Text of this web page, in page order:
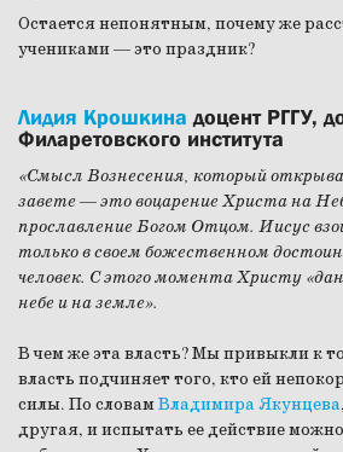
Остается непонятным, почему же
учениками — это праздник?
Лидия Крошкина доцент РГГУ,
Филаретовского института
«Смысл Вознесения, который
завете—это воцарение Христа на
прославление Богом Отцом. Иисус
только в своем божественном
человек. С этого момента Христу
небе и на земле».
В чем же эта власть? Мы привыкли к
власть подчиняет того, кто ей
силы. По словамВладимира Якунцева
другая, и испытать ее действие